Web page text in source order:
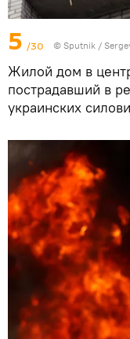
5 /30 © Sputnik /
Жилой дом в
пострадавший в
украинских